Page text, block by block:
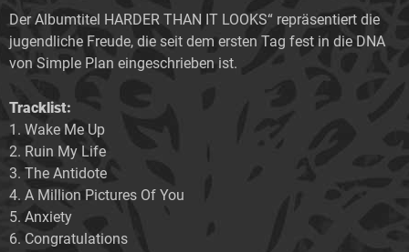
Der Albumtitel HARDER THAN IT LOOKS“ repräsentiert die
jugendliche Freude, die seit dem ersten Tag fest in die DNA
von Simple Plan eingeschrieben ist.
Tracklist:
1. Wake Me Up
2. Ruin My Life
3. The Antidote
4. A Million Pictures Of You
5. Anxiety
6. Congratulations